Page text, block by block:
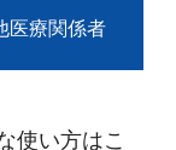
医療関係者
使い方はこ